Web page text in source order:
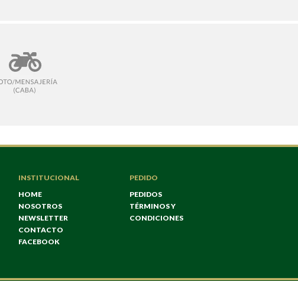
INSTITUCIONAL
HOME
NOSOTROS
NEWSLETTER
CONTACTO
FACEBOOK
PEDIDO
PEDIDOS
TÉRMINOS Y
CONDICIONES